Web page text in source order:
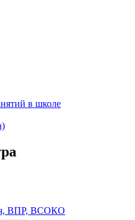
в школе
ВПР, ВСОКО